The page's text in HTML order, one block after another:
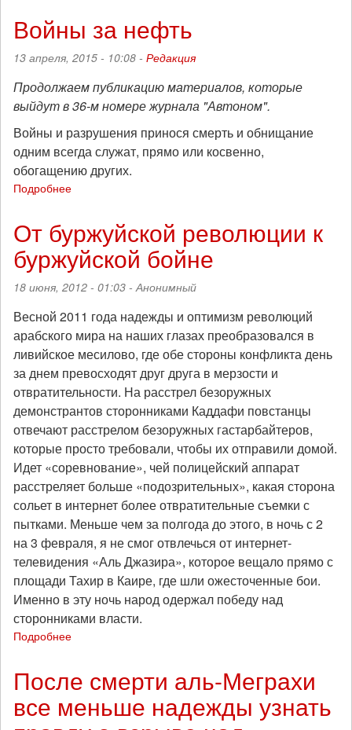
революции
Войны за нефть
13 апреля, 2015 - 10:08 - Редакция
Продолжаем публикацию материалов, которые
выйдут в 36-м номере журнала "Автоном".
Войны и разрушения принося смерть и обнищание
одним всегда служат, прямо или косвенно,
обогащению других.
Подробнее
нефть
От буржуйской революции к
буржуйской бойне
18 июня, 2012 - 01:03 -Анонимный
Весной 2011 года надежды и оптимизм революций
арабского мира на наших глазах преобразовался в
ливийское месилово, где обе стороны конфликта день
за днем превосходят друг друга в мерзости и
отвратительности. На расстрел безоружных
демонстрантов сторонниками Каддафи повстанцы
отвечают расстрелом безоружных гастарбайтеров,
которые просто требовали, чтобы их отправили домой.
Идет «соревнование», чей полицейский аппарат
расстреляет больше «подозрительных», какая сторона
сольет в интернет более отвратительные съемки с
пытками. Меньше чем за полгода до этого, в ночь с 2
на 3 февраля, я не смог отвлечься от интернет-
телевидения «Аль Джазира», которое вещало прямо с
площади Тахир в Каире, где шли ожесточенные бои.
Именно в эту ночь народ одержал победу над
сторонниками власти.
Подробнее
революции
буржуйской
После смерти аль-Меграхи
все меньше надежды узнать